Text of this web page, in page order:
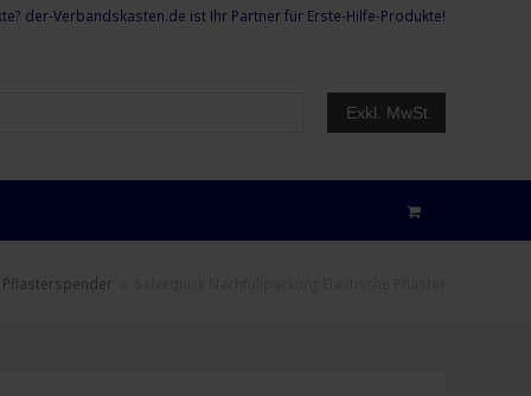
der-Verbandskasten.de ist Ihr Partner für Erste-Hilfe-Produkte!
Exkl. MwSt.
Pflasterspender